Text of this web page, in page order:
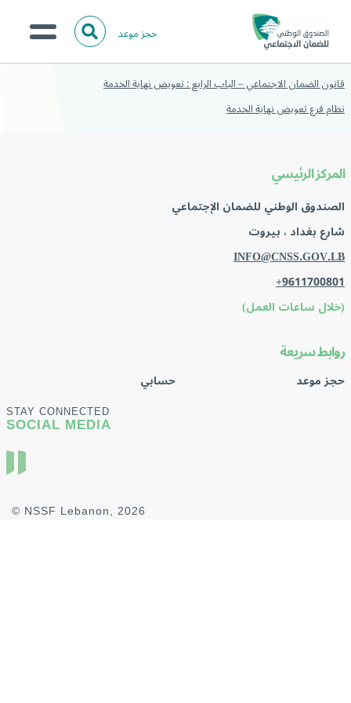
حجز موعد ا
ل
ب
ح
من نحن؟
البحث
عن:
قانون الضمان الاجتماعي – الباب الرابع : تعويض نهاية الخدمة
نظام فرع تعويض نهاية الخدمة
المركز الرئيسي
الصندوق الوطني للضمان الإجتماعي
شارع بغداد ، بيروت
INFO@CNSS.GOV.LB
+9611700801
(خلال ساعات العمل)
روابط سريعة
حجز موعد حسابي
STAY CONNECTED
SOCIAL MEDIA
© NSSF Lebanon, 2026